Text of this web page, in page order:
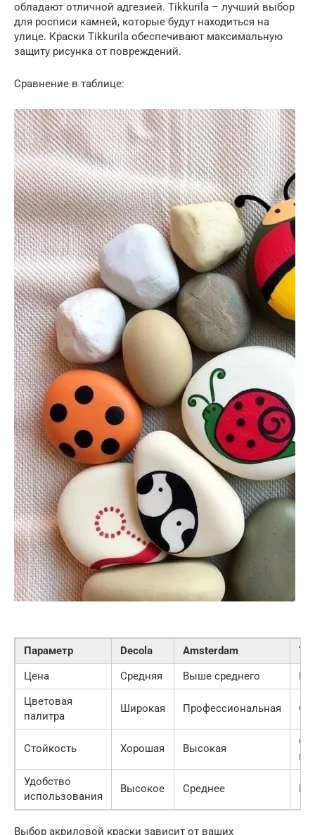
обладают отличной адгезией. Tikkurila – лучший выбор
для росписи камней, которые будут находиться на
улице. Краски Tikkurila обеспечивают максимальную
защиту рисунка от повреждений.
Сравнение в таблице:
Параметр Decola Amsterdam
Цена
Средняя Выше среднего
Цветовая
палитра
Широкая Профессиональная
Стойкость Хорошая Высокая
Удобство
использования
Высокое Среднее
Выбор акриловой краски зависит от ваших